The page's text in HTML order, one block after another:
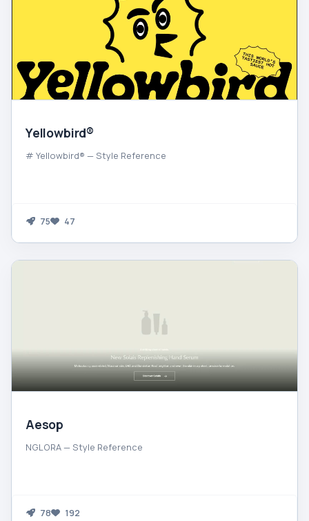
Yellowbird®
# Yellowbird® — Style Reference
75 47
Aesop
NGLORA — Style Reference
78 192